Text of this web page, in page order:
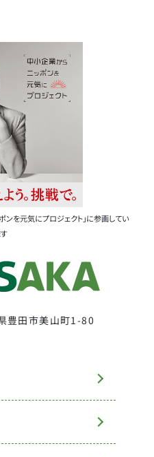
を元気にプロジェクト」に参画してい
田市美山町1-80